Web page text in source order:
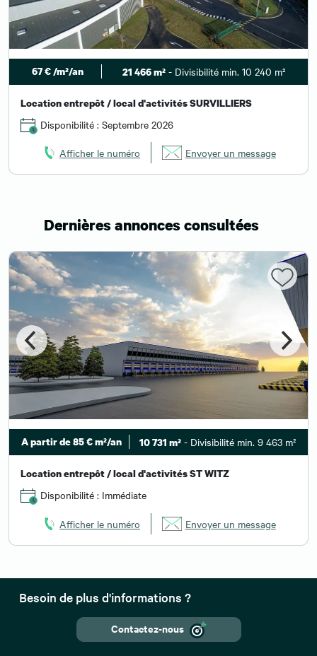
67 € /m²/an 21 466 m²- Divisibilité min. 10 240 m²
Location entrepôt / local d'activités SURVILLIERS
Disponibilité : Septembre 2026
Afficher le numéro Envoyer un message
Dernières annonces consultées
A partir de 85 € m²/an 10 731 m²- Divisibilité min. 9 463 m²
Location entrepôt / local d'activités ST WITZ
Disponibilité : Immédiate
Afficher le numéro Envoyer un message
Besoin de plus d'informations ?
Contactez-nous